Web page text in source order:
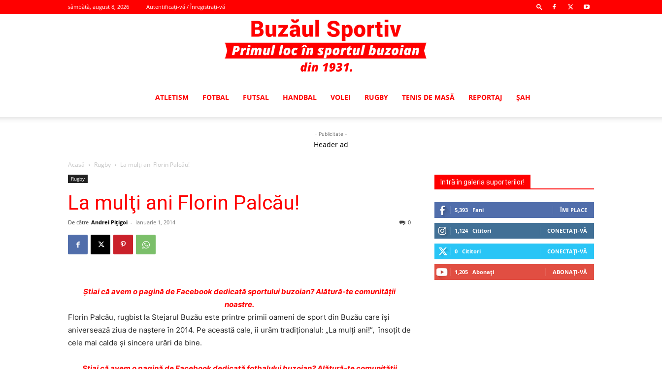
sâmbătă, august 8, 2026 Autentificați-vă / Înregistrați-vă
ATLETISM FOTBAL FUTSAL HANDBAL VOLEI RUGBY TENIS DE MASĂ REPORTAJ ŞAH
- Publicitate -
Header ad
Acasă Rugby La mulţi ani Florin Palcău!
Rugby
La mulţi ani Florin Palcău!
De către Andrei Pițigoi - ianuarie 1, 2014 0
Ştiai că avem o pagină de Facebook dedicată sportului buzoian? Alătură-te comunității
noastre.
Florin Palcău, rugbist la Stejarul Buzău este printre primii oameni de sport din Buzău care îşi
aniversează ziua de naştere în 2014. Pe această cale, îi urăm tradiţionalul: „La mulţi ani!”, însoţit de
cele mai calde şi sincere urări de bine.
Intră în galeria suporterilor!
5,393 Fani ÎMI PLACE
1,124 Cititori CONECTAȚI-VĂ
0 Cititori CONECTAȚI-VĂ
1,205 Abonați ABONAȚI-VĂ